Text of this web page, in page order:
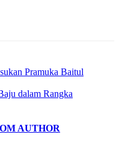
Pramuka Baitul
dalam Rangka
AUTHOR